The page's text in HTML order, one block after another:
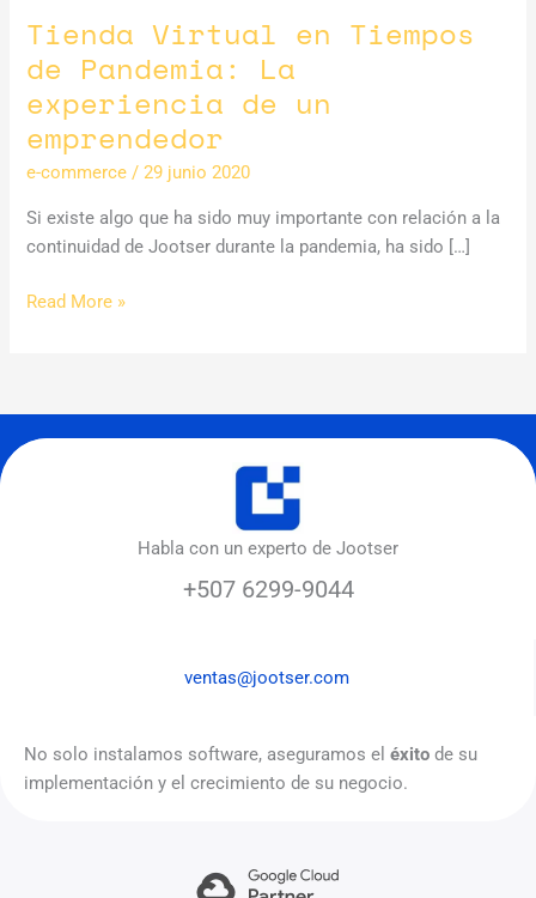
Tienda Virtual en Tiempos
de Pandemia: La
experiencia de un
emprendedor
e-commerce /29 junio 2020
Si existe algo que ha sido muy importante con relación a la
continuidad de Jootser durante la pandemia, ha sido […]
Tienda
de
Pandemia:
Read More »
Habla con un experto de Jootser
+507 6299-9044
ventas@jootser.com
No solo instalamos software, aseguramos el éxito de su
implementación y el crecimiento de su negocio.